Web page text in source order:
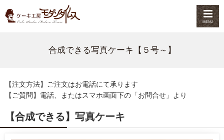
MENU
合成できる写真ケーキ【５号～】
【注文方法】ご注文はお電話にて承ります
【ご質問】電話、またはスマホ画面下の「お問合せ」より
【合成できる】写真ケーキ